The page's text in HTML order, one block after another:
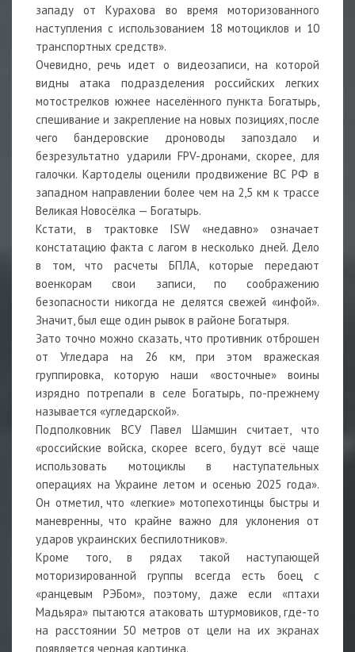
западу от Курахова во время моторизованного
наступления с использованием 18 мотоциклов и 10
транспортных средств».
Очевидно, речь идет о видеозаписи, на которой
видны атака подразделения российских легких
мотострелков южнее населённого пункта Богатырь,
спешивание и закрепление на новых позициях, после
чего бандеровские дроноводы запоздало и
безрезультатно ударили FPV-дронами, скорее, для
галочки. Картоделы оценили продвижение ВС РФ в
западном направлении более чем на 2,5 км к трассе
Великая Новосёлка — Богатырь.
Кстати, в трактовке ISW «недавно» означает
констатацию факта с лагом в несколько дней. Дело
в том, что расчеты БПЛА, которые передают
военкорам свои записи, по соображению
безопасности никогда не делятся свежей «инфой».
Значит, был еще один рывок в районе Богатыря.
Зато точно можно сказать, что противник отброшен
от Угледара на 26 км, при этом вражеская
группировка, которую наши «восточные» воины
изрядно потрепали в селе Богатырь, по-прежнему
называется «угледарской».
Подполковник ВСУ Павел Шамшин считает, что
«российские войска, скорее всего, будут всё чаще
использовать мотоциклы в наступательных
операциях на Украине летом и осенью 2025 года».
Он отметил, что «легкие» мотопехотинцы быстры и
маневренны, что крайне важно для уклонения от
ударов украинских беспилотников».
Кроме того, в рядах такой наступающей
моторизированной группы всегда есть боец с
«ранцевым РЭБом», поэтому, даже если «птахи
Мадьяра» пытаются атаковать штурмовиков, где-то
на расстоянии 50 метров от цели на их экранах
появляется черная картинка.